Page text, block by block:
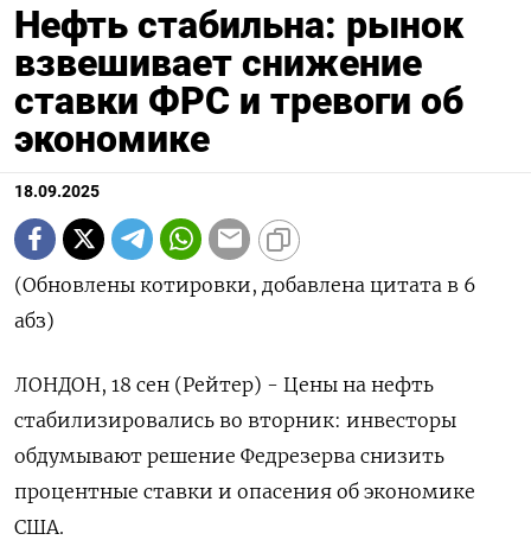
Нефть стабильна: рынок
взвешивает снижение
ставки ФРС и тревоги об
экономике
18.09.2025
(Обновлены котировки, добавлена цитата в 6
абз)
ЛОНДОН, 18 сен (Рейтер) - Цены на нефть
стабилизировались во вторник: инвесторы
обдумывают решение Федрезерва снизить
процентные ставки и опасения об экономике
США.